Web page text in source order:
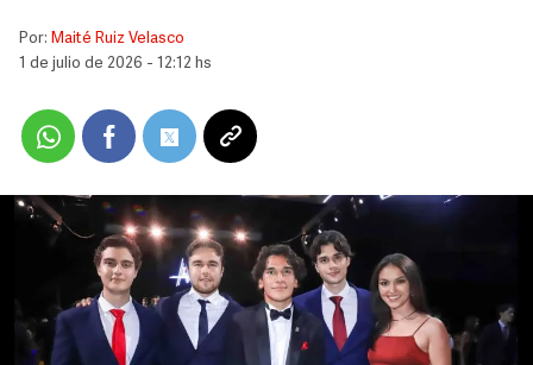
Por: Maité Ruiz Velasco
1 de julio de 2026 - 12:12 hs